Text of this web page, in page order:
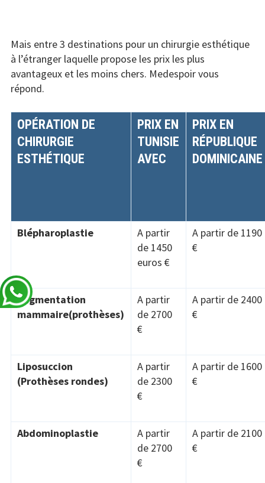
Mais entre 3 destinations pour un chirurgie esthétique
à l’étranger laquelle propose les prix les plus
avantageux et les moins chers. Medespoir vous
répond.
OPÉRATION DE
CHIRURGIE
ESTHÉTIQUE
PRIX EN
TUNISIE
AVEC
PRIX EN
RÉPUBLIQUE
DOMINICAINE
Blépharoplastie
A partir
de 1450
euros €
A partir de 1190
€
Augmentation
mammaire(prothèses)
A partir
de 2700
€
A partir de 2400
€
Liposuccion
(Prothèses rondes)
A partir
de 2300
€
A partir de 1600
€
Abdominoplastie
A partir
de 2700
€
A partir de 2100
€